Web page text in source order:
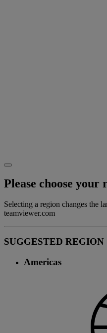
Please choose your
Selecting a region changes the
teamviewer.com
SUGGESTED REGION
Americas